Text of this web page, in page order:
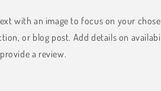
with an image to focus on your
or blog post. Add details on
a review.